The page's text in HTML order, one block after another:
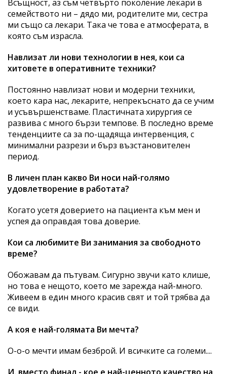
Всъщност, аз съм четвърто поколение лекари в
семейството ни – дядо ми, родителите ми, сестра
ми също са лекари. Така че това е атмосферата, в
която съм израсла.
Навлизат ли нови технологии в нея, кои са
хитовете в оперативните техники?
Постоянно навлизат нови и модерни техники,
което кара нас, лекарите, непрекъснато да се учим
и усъвършенстваме. Пластичната хирургия се
развива с много бързи темпове. В последно време
тенденциите са за по-щадяща интервенция, с
минимални разрези и бърз възстановителен
период.
В личен план какво Ви носи най-голямо
удовлетворение в работата?
Когато усетя доверието на пациента към мен и
успея да оправдая това доверие.
Кои са любимите Ви занимания за свободното
време?
Обожавам да пътувам. Сигурно звучи като клише,
но това е нещото, което ме зарежда най-много.
Живеем в един много красив свят и той трябва да
се види.
А коя е най-голямата Ви мечта?
О-о-о мечти имам безброй. И всичките са големи....